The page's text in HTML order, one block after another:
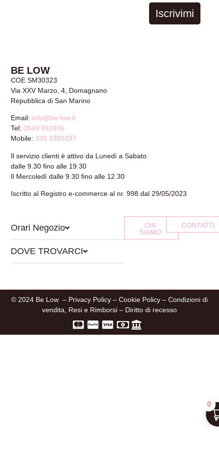
Iscrivimi
BE LOW
COE SM30323
Via XXV Marzo, 4, Domagnano
Repubblica di San Marino
Email: info@be-low.it
Tel:0549 991936
Mobile: 339 3380297
Il servizio clienti è attivo da Lunedì a Sabato
dalle 9.30 fino alle 19.30
Il Mercoledì dalle 9.30 fino alle 12.30
Iscritto al Registro e-commerce al nr. 998 dal 29/05/2023
Orari Negozio
DOVE TROVARCI
CHI
SIAMO
CONTATTI
© 2024 Be Low – Privacy Policy – Cookie Policy – Condizioni di
vendita, Resi e Rimborsi – Diritto di recesso
0